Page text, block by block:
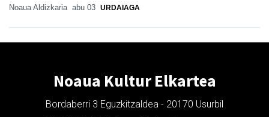
Noaua Aldizkaria abu 03 URDAIAGA
Noaua Kultur Elkartea
Bordaberri 3 Eguzkitzaldea - 20170 Usurbil